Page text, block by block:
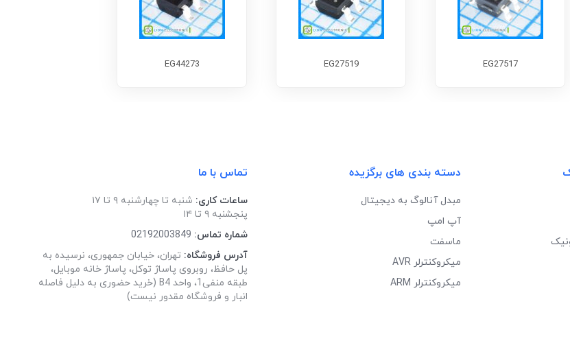
EG27517
EG27519
EG44273
دسته بندی های برگزیده
مبدل آنالوگ به دیجیتال
آپ امپ
ماسفت
میکروکنترلر AVR
میکروکنترلر ARM
تماس با ما
ساعات کاری: شنبه تا چهارشنبه ۹ تا ۱۷
پنجشنبه ۹ تا ۱۴
شماره تماس: 02192003849
آدرس فروشگاه: تهران، خیابان جمهوری، نرسیده به
پل حافظ، روبروی پاساژ توکل، پاساژ خانه موبایل،
طبقه منفی1، واحد B4 (خرید حضوری به دلیل فاصله
انبار و فروشگاه مقدور نیست)